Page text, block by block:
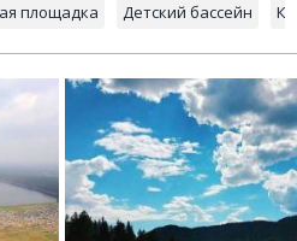
площадка Детский бассейн